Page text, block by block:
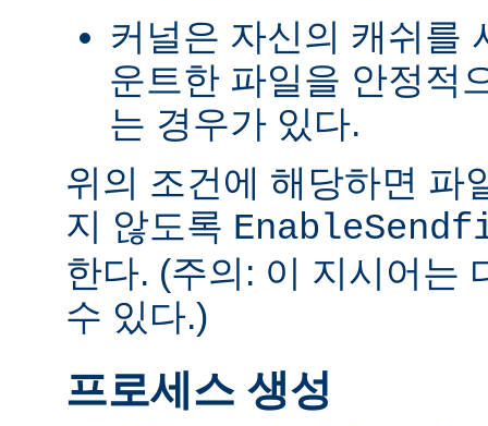
커널은 자신의 캐쉬를
운트한 파일을 안정적
는 경우가 있다.
위의 조건에 해당하면 파
지 않도록
한다. (주의: 이 지시어는
수 있다.)
프로세스 생성